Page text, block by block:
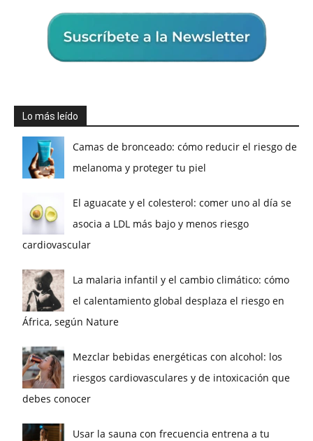
Lo más leído
Camas de bronceado: cómo reducir el riesgo de
melanoma y proteger tu piel
El aguacate y el colesterol: comer uno al día se
asocia a LDL más bajo y menos riesgo
cardiovascular
La malaria infantil y el cambio climático: cómo
el calentamiento global desplaza el riesgo en
África, según Nature
Mezclar bebidas energéticas con alcohol: los
riesgos cardiovasculares y de intoxicación que
debes conocer
Usar la sauna con frecuencia entrena a tu